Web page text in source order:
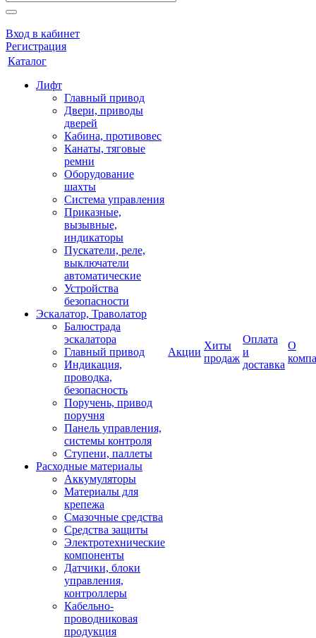
Вход в кабинет
Регистрация
Каталог
Лифт
Главный привод
Двери, приводы
дверей
Кабина, противовес
Канаты, тяговые
ремни
Оборудование
шахты
Система управления
Приказные,
вызывные,
индикаторы
Пускатели, реле,
выключатели
автоматические
Устройства
безопасности
Эскалатор, Траволатор
Балюстрада
эскалатора
Главный привод
Индикация,
проводка,
безопасность
Поручень, привод
поручня
Панель управления,
системы контроля
Ступени, паллеты
Расходные материалы
Аккумуляторы
Материалы для
крепежа
Смазочные средства
Средства защиты
Электротехнические
компоненты
Датчики, блоки
управления,
контроллеры
Кабельно-
проводниковая
продукция
Акции
Хиты
продаж
Оплата
и
доставка
О